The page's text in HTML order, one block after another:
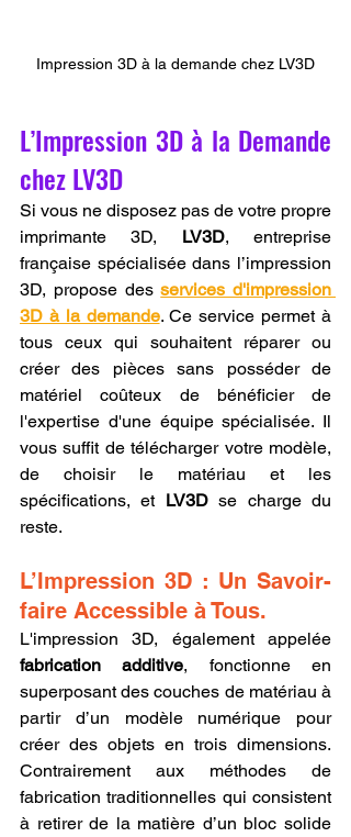
Impression 3D à la demande chez LV3D
L’Impression 3D à la Demande
chez LV3D
Si vous ne disposez pas de votre propre
imprimante 3D, LV3D, entreprise
française spécialisée dans l’impression
3D, propose des services d'impression
3D à la demande. Ce service permet à
tous ceux qui souhaitent réparer ou
créer des pièces sans posséder de
matériel coûteux de bénéficier de
l'expertise d'une équipe spécialisée. Il
vous suffit de télécharger votre modèle,
de choisir le matériau et les
spécifications, et LV3D se charge du
reste.
L’Impression 3D : Un Savoir-
faire Accessible à Tous.
fabrication additive, fonctionne en
superposant des couches de matériau à
partir d’un modèle numérique pour
créer des objets en trois dimensions.
Contrairement aux méthodes de
fabrication traditionnelles qui consistent
à retirer de la matière d’un bloc solide